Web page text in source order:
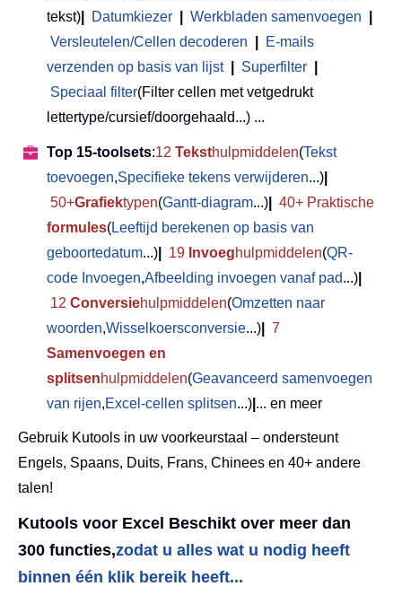
tekst)
Datumkiezer Werkbladen samenvoegen
Versleutelen/Cellen decoderen
E-mails
verzenden op basis van lijst
Superfilter
Speciaal filter(Filter cellen met vetgedrukt
lettertype/cursief/doorgehaald...) ...
Top 15-toolsets:12 Teksthulpmiddelen(Tekst
toevoegen,Specifieke tekens verwijderen...)
50+Grafiektypen(Gantt-diagram...)
40+ Praktische
formules(Leeftijd berekenen op basis van
geboortedatum...) 19 Invoeghulpmiddelen(QR-
code Invoegen,Afbeelding invoegen vanaf pad...)
12 Conversiehulpmiddelen(Omzetten naar
woorden,Wisselkoersconversie...)
7
Samenvoegen en
splitsenhulpmiddelen(Geavanceerd samenvoegen
van rijen,Excel-cellen splitsen...) ... en meer
Gebruik Kutools in uw voorkeurstaal – ondersteunt
Engels, Spaans, Duits, Frans, Chinees en 40+ andere
talen!
Kutools voor Excel Beschikt over meer dan
300 functies,zodat u alles wat u nodig heeft
binnen één klik bereik heeft...